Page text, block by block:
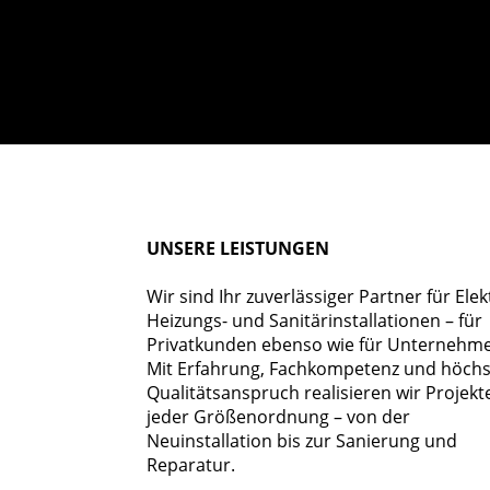
UNSERE LEISTUNGEN
Wir sind Ihr zuverlässiger Partner für
Heizungs- und Sanitärinstallationen – für
Privatkunden ebenso wie für
Mit Erfahrung, Fachkompetenz und
Qualitätsanspruch realisieren wir
jeder Größenordnung – von der
Neuinstallation bis zur Sanierung und
Reparatur.